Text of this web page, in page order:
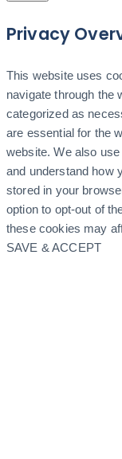
Privacy
This website uses
navigate through the
categorized as
are essential for the
website. We also
and understand how
stored in your
option to opt-out of
these cookies may
SAVE & ACCEPT